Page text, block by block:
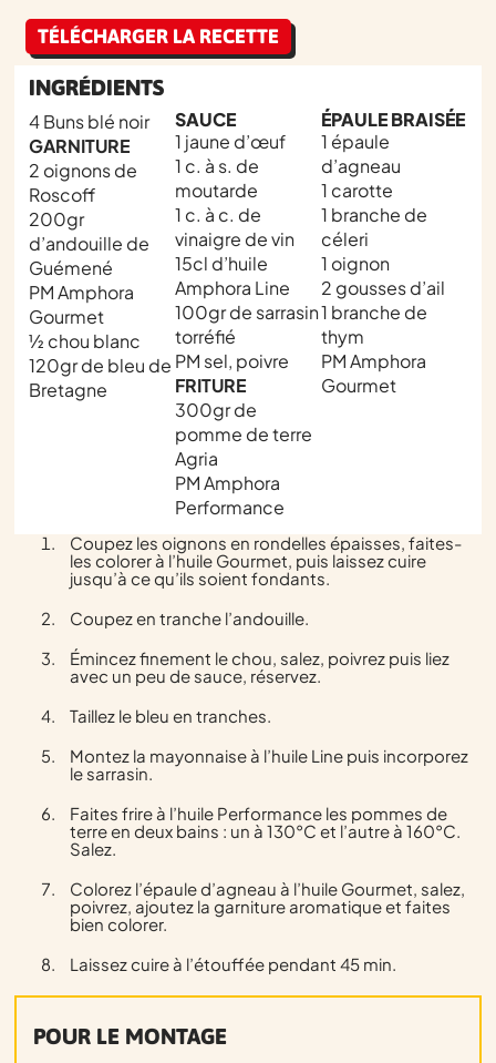
TÉLÉCHARGER LA RECETTE
INGRÉDIENTS
4 Buns blé noir
GARNITURE
2 oignons de
Roscoff
200gr
d’andouille de
Guémené
PM Amphora
Gourmet
½ chou blanc
120gr de bleu de
Bretagne
SAUCE
1 jaune d’œuf
1 c. à s. de
moutarde
1 c. à c. de
vinaigre de vin
15cl d’huile
Amphora Line
100gr de sarrasin
torréfié
PM sel, poivre
FRITURE
300gr de
pomme de terre
Agria
PM Amphora
Performance
ÉPAULE BRAISÉE
1 épaule
d’agneau
1 carotte
1 branche de
céleri
1 oignon
2 gousses d’ail
1 branche de
thym
PM Amphora
Gourmet
Coupez les oignons en rondelles épaisses, faites-
les colorer à l’huile Gourmet, puis laissez cuire
jusqu’à ce qu’ils soient fondants.
Coupez en tranche l’andouille.
Émincez finement le chou, salez, poivrez puis liez
avec un peu de sauce, réservez.
Taillez le bleu en tranches.
Montez la mayonnaise à l’huile Line puis incorporez
le sarrasin.
Faites frire à l’huile Performance les pommes de
terre en deux bains : un à 130°C et l’autre à 160°C.
Salez.
Colorez l’épaule d’agneau à l’huile Gourmet, salez,
poivrez, ajoutez la garniture aromatique et faites
bien colorer.
Laissez cuire à l’étouffée pendant 45 min.
POUR LE MONTAGE